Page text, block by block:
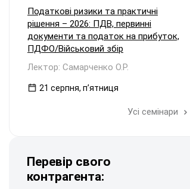
Податкові ризики та практичні
рішення – 2026: ПДВ, первинні
документи та податок на прибуток,
ПДФО/Військовий збір
Лектор: Самарченко О.Р.
21 серпня, пʼятниця
Усі семінари
Перевір свого
контрагента: